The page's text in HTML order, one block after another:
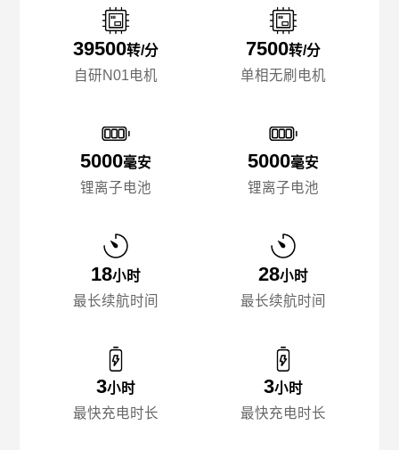
39500转/分
自研N01电机
5000毫安
锂离子电池
18小时
最长续航时间
3小时
最快充电时长
7500转/分
单相无刷电机
5000毫安
锂离子电池
28小时
最长续航时间
3小时
最快充电时长